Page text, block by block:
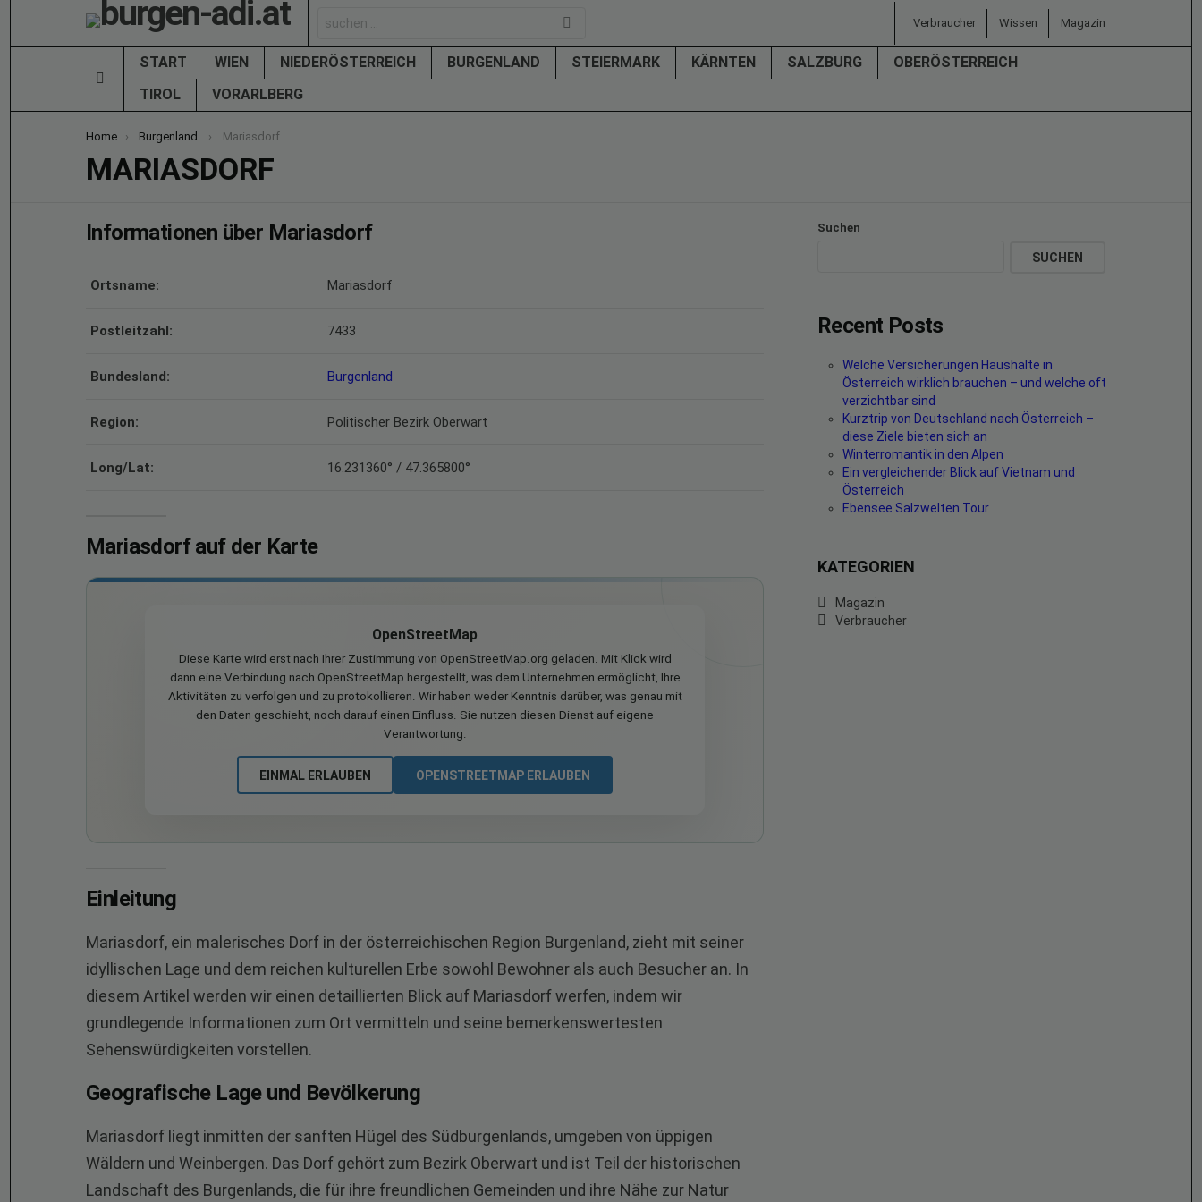
for:
Verbraucher Wissen Magazin
START WIEN NIEDERÖSTERREICH BURGENLAND STEIERMARK KÄRNTEN SALZBURG
OBERÖSTERREICH
TIROL
VORARLBERG
You are here:
Home Burgenland Mariasdorf
MARIASDORF
Informationen über Mariasdorf
Ortsname: Mariasdorf
Postleitzahl: 7433
Bundesland: Burgenland
Region: Politischer Bezirk Oberwart
Long/Lat: 16.231360° / 47.365800°
Mariasdorf auf der Karte
OpenStreetMap
Diese Karte wird erst nach Ihrer Zustimmung von OpenStreetMap.org geladen. Mit Klick wird
dann eine Verbindung nach OpenStreetMap hergestellt, was dem Unternehmen ermöglicht, Ihre
Aktivitäten zu verfolgen und zu protokollieren. Wir haben weder Kenntnis darüber, was genau mit
den Daten geschieht, noch darauf einen Einfluss. Sie nutzen diesen Dienst auf eigene
Verantwortung.
EINMAL ERLAUBEN OPENSTREETMAP ERLAUBEN
Einleitung
Mariasdorf, ein malerisches Dorf in der österreichischen Region Burgenland, zieht mit seiner
idyllischen Lage und dem reichen kulturellen Erbe sowohl Bewohner als auch Besucher an. In
diesem Artikel werden wir einen detaillierten Blick auf Mariasdorf werfen, indem wir
grundlegende Informationen zum Ort vermitteln und seine bemerkenswertesten
Sehenswürdigkeiten vorstellen.
Geografische Lage und Bevölkerung
Mariasdorf liegt inmitten der sanften Hügel des Südburgenlands, umgeben von üppigen
Wäldern und Weinbergen. Das Dorf gehört zum Bezirk Oberwart und ist Teil der historischen
Landschaft des Burgenlands, die für ihre freundlichen Gemeinden und ihre Nähe zur Natur
Suchen
SUCHEN
Recent Posts
Welche Versicherungen Haushalte in
Österreich wirklich brauchen – und welche oft
verzichtbar sind
Kurztrip von Deutschland nach Österreich –
diese Ziele bieten sich an
Winterromantik in den Alpen
Ein vergleichender Blick auf Vietnam und
Österreich
Ebensee Salzwelten Tour
KATEGORIEN
Magazin
Verbraucher